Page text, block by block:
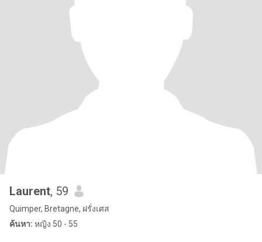
Laurent, 59
Quimper, Bretagne, ฝรั่งเศส
ค้นหา: หญิง 50 - 55